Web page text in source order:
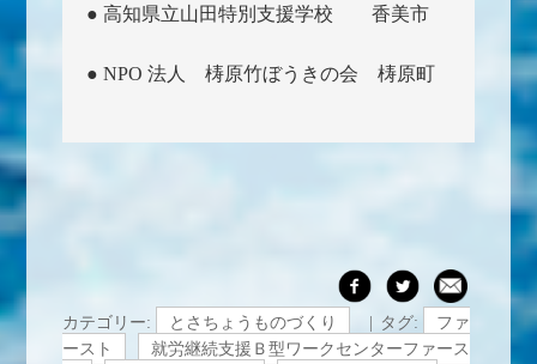
● 高知県立山田特別支援学校 香美市
● NPO 法人 梼原竹ぼうきの会 梼原町
カテゴリー: とさちょうものづくり タグ:
ファ
ースト
就労継続支援Ｂ型ワークセンターファース